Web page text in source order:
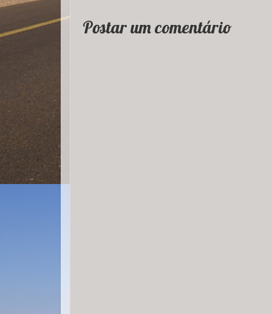
Postar um comentário